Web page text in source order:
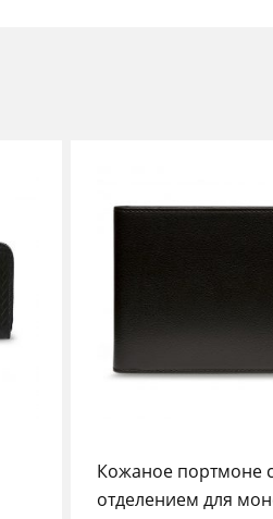
Кожаное портмоне с
отделением для